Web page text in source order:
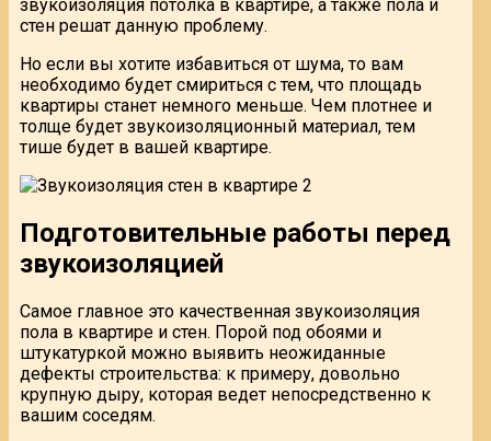
звукоизоляция потолка в квартире, а также пола и
стен решат данную проблему.
Но если вы хотите избавиться от шума, то вам
необходимо будет смириться с тем, что площадь
квартиры станет немного меньше. Чем плотнее и
толще будет звукоизоляционный материал, тем
тише будет в вашей квартире.
Подготовительные работы перед
звукоизоляцией
Самое главное это качественная звукоизоляция
пола в квартире и стен. Порой под обоями и
штукатуркой можно выявить неожиданные
дефекты строительства: к примеру, довольно
крупную дыру, которая ведет непосредственно к
вашим соседям.